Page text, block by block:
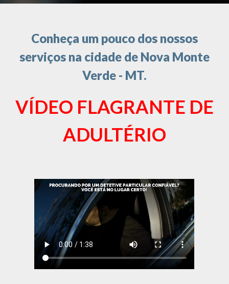
Conheça um pouco dos nossos
serviços na cidade de Nova Monte
Verde - MT.
VÍDEO FLAGRANTE DE
ADULTÉRIO